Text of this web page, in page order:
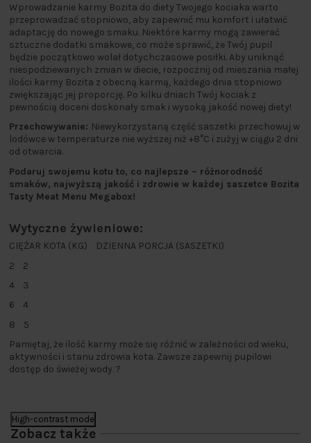
Wprowadzanie karmy Bozita do diety Twojego kociaka warto
przeprowadzać stopniowo, aby zapewnić mu komfort i ułatwić
adaptację do nowego smaku. Niektóre karmy mogą zawierać
sztuczne dodatki smakowe, co może sprawić, że Twój pupil
będzie początkowo wolał dotychczasowe posiłki. Aby uniknąć
niespodziewanych zmian w diecie, rozpocznij od mieszania małej
ilości karmy Bozita z obecną karmą, każdego dnia stopniowo
zwiększając jej proporcję. Po kilku dniach Twój kociak z
pewnością doceni doskonały smak i wysoką jakość nowej diety!
Przechowywanie: Niewykorzystaną część saszetki przechowuj w
lodówce w temperaturze nie wyższej niż +8°C i zużyj w ciągu 2 dni
od otwarcia.
Podaruj swojemu kotu to, co najlepsze – różnorodność
smaków, najwyższą jakość i zdrowie w każdej saszetce Bozita
Tasty Meat Menu Megabox!
Wytyczne żywieniowe:
CIĘŻAR KOTA (KG) DZIENNA PORCJA (SASZETKI)
2 2
4 3
6 4
8 5
Pamiętaj, że ilość karmy może się różnić w zależności od wieku,
aktywności i stanu zdrowia kota. Zawsze zapewnij pupilowi
dostęp do świeżej wody. ?
High-contrast mode
Zobacz także